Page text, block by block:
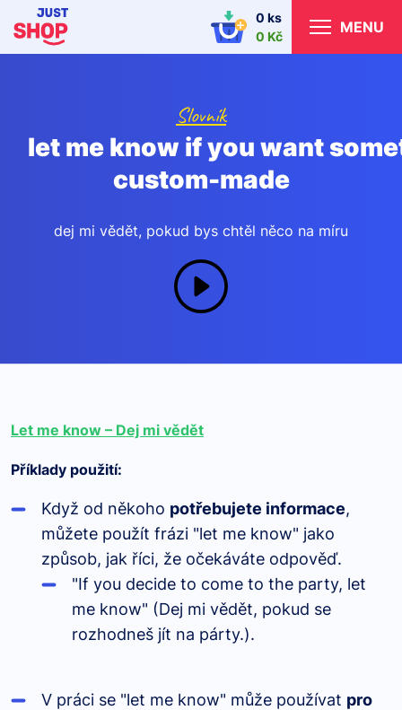
0 ks
0 Kč
MENU
Slovník
let me know if you want
custom-made
dej mi vědět, pokud bys chtěl něco na míru
Let me know – Dej mi vědět
Příklady použití:
Když od někoho potřebujete informace,
můžete použít frázi "let me know" jako
způsob, jak říci, že očekáváte odpověď.
"If you decide to come to the party, let
me know" (Dej mi vědět, pokud se
rozhodneš jít na párty.).
V práci se "let me know" může používat pro